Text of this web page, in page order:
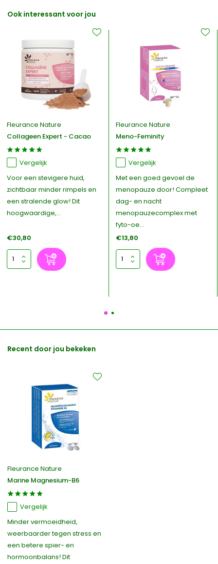
Ook interessant voor jou
Fleurance Nature
Collageen Expert - Cacao
Vergelijk
Voor een stevigere huid,
zichtbaar minder rimpels en
een stralende glow! Dit
hoogwaardige,...
€30,80
Fleurance Nature
Meno-Feminity
Vergelijk
Met een goed gevoel de
menopauze door! Compleet
dag- en nacht
menopauzecomplex met
fyto-oe...
€13,80
Recent door jou bekeken
Fleurance Nature
Marine Magnesium-B6
Vergelijk
Minder vermoeidheid,
weerbaarder tegen stress en
een betere spier- en
hormoonbalans! Dit